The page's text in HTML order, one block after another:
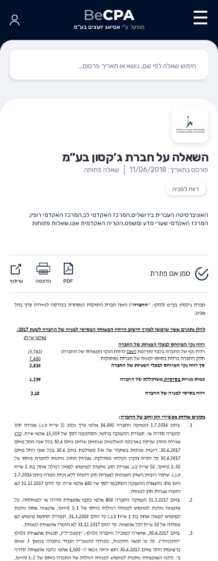
השאלה על חברת ג’קסון בע”מ
פורסם בתאריך: 11/06/2018 שאלה פתוחה
רווח למניה
האוניברסיטה העברית בירושלים,המרכז האקדמי לב,המרכז האקדמי רופין,
המרכז האקדמי שערי מדע ומשפט,הקריה האקדמית אונו,שאלות פתוחות
סמן אם פתרת
PDF הדפסה שיתוף